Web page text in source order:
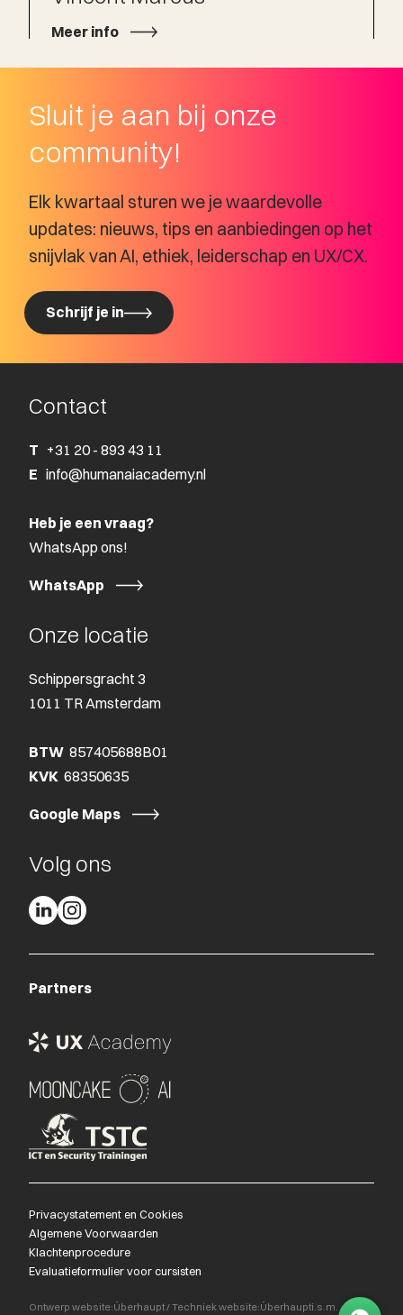
Meer info
Sluit je aan bij onze
community!
Elk kwartaal sturen we je waardevolle
updates: nieuws, tips en aanbiedingen op het
snijvlak van AI, ethiek, leiderschap en UX/CX.
Schrijf je in
Contact
T +31 20 - 893 43 11
E info@humanaiacademy.nl
Heb je een vraag?
WhatsApp ons!
WhatsApp
Onze locatie
Schippersgracht 3
1011 TR Amsterdam
BTW 857405688B01
KVK 68350635
Google Maps
Volg ons
Partners
Privacystatement en Cookies
Algemene Voorwaarden
Klachtenprocedure
Evaluatieformulier voor cursisten
Ontwerp website:Überhaupt/Techniek website:Überhaupti.s.m.